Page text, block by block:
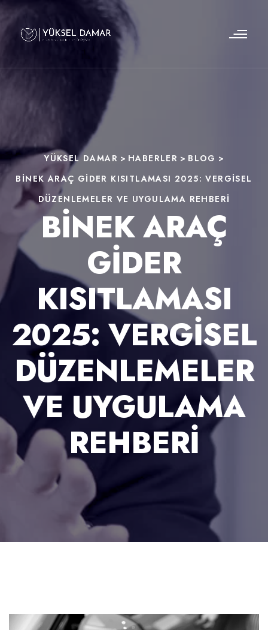
YÜKSEL DAMAR > HABERLER > BLOG >
BINEK ARAÇ GIDER KISITLAMASI 2025: VERGISEL
DÜZENLEMELER VE UYGULAMA REHBERI
BINEK ARAÇ
GIDER
KISITLAMASI
2025: VERGISEL
DÜZENLEMELER
VE UYGULAMA
REHBERI